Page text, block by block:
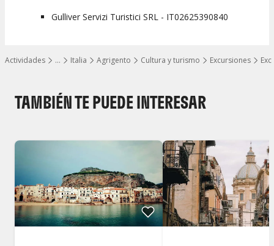
…
Mostrar todos los niveles
Actividades Italia Agrigento Cultura y turismo Excursiones
Gulliver Servizi Turistici SRL - IT02625390840
TAMBIÉN TE PUEDE INTERESAR